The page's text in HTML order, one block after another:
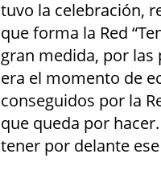
tuvo la celebración,
que forma la Red
gran medida, por las
era el momento de
conseguidos por la
que queda por
tener por delante